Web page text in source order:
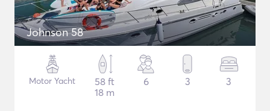
Johnson 58
Motor Yacht
58 ft
18 m
6 3 3